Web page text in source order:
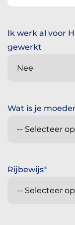
Ik werk al voor
gewerkt
Wat is je
Rijbewijs